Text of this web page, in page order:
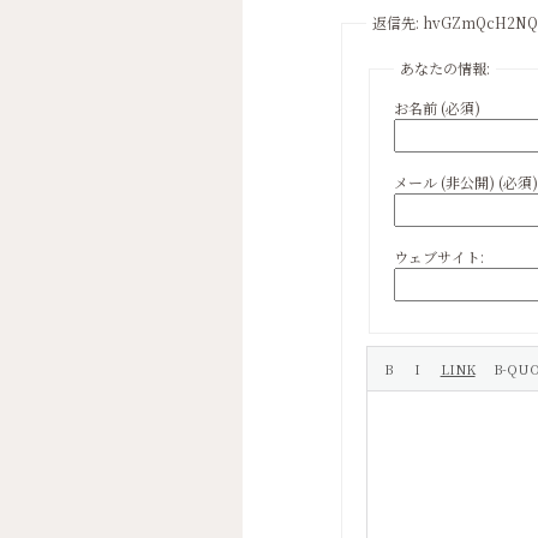
返信先:
あなたの情報:
お名前 (必須)
メール (非公開) (必須
ウェブサイト: